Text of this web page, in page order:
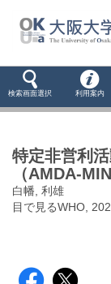
検索画面選択 利用案内
特定非営利
（AMDA-
白幡, 利雄
目で見るWHO,